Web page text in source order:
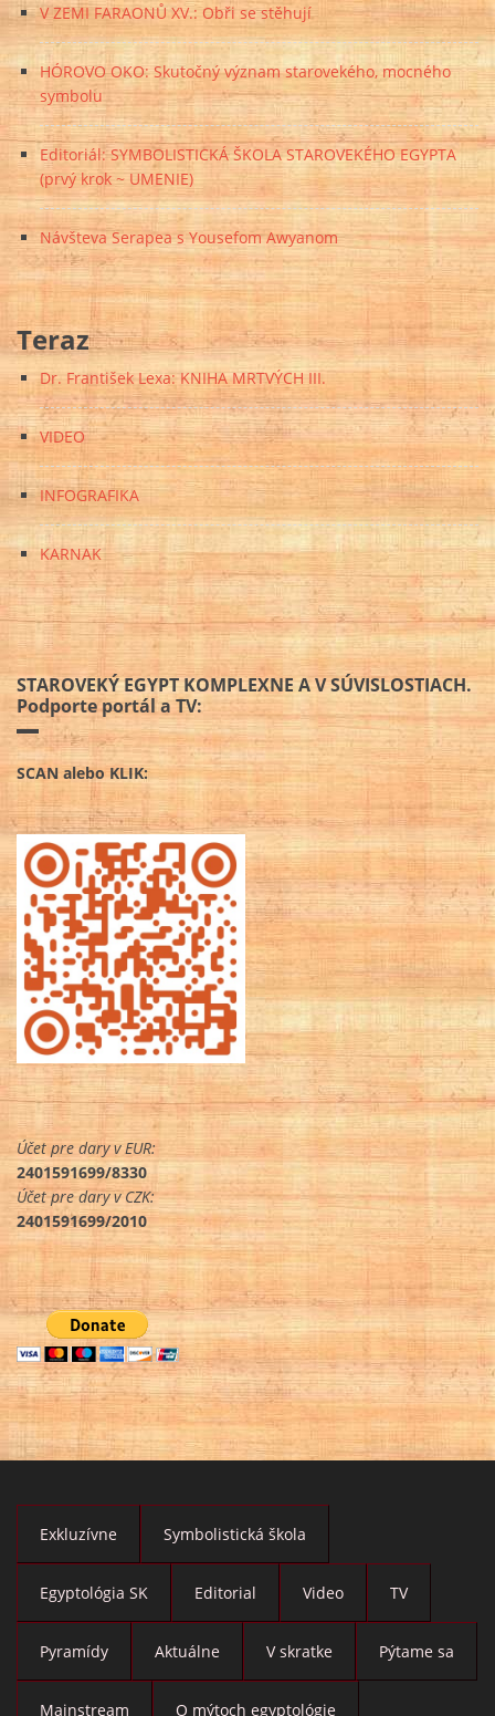
V ZEMI FARAONŮ XV.: Obři se stěhují
HÓROVO OKO: Skutočný význam starovekého, mocného
symbolu
Editoriál: SYMBOLISTICKÁ ŠKOLA STAROVEKÉHO EGYPTA
(prvý krok ~ UMENIE)
Návšteva Serapea s Yousefom Awyanom
Teraz
Dr. František Lexa: KNIHA MRTVÝCH III.
VIDEO
INFOGRAFIKA
KARNAK
STAROVEKÝ EGYPT KOMPLEXNE A V SÚVISLOSTIACH.
Podporte portál a TV:
SCAN alebo KLIK:
Účet pre dary v EUR:
2401591699/8330
Účet pre dary v CZK:
2401591699/2010
Exkluzívne Symbolistická škola
Egyptológia SK Editorial Video TV
Pyramídy Aktuálne V skratke Pýtame sa
Mainstream O mýtoch egyptológie